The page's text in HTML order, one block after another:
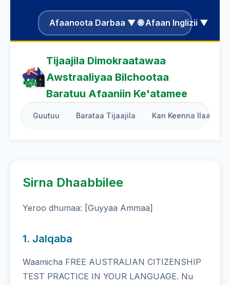
Afaanoota Darbaa ▼ 🌐 Afaan Inglizii ▼
Tijaajila Dimokraatawaa
Awstraaliyaa Bilchootaa
Baratuu Afaaniin Ke'atamee
Guutuu Barataa Tijaajila Kan Keenna Ilaaluu
Sirna Dhaabbilee
Yeroo dhumaa: [Guyyaa Ammaa]
1. Jalqaba
Waamicha FREE AUSTRALIAN CITIZENSHIP
TEST PRACTICE IN YOUR LANGUAGE. Nu